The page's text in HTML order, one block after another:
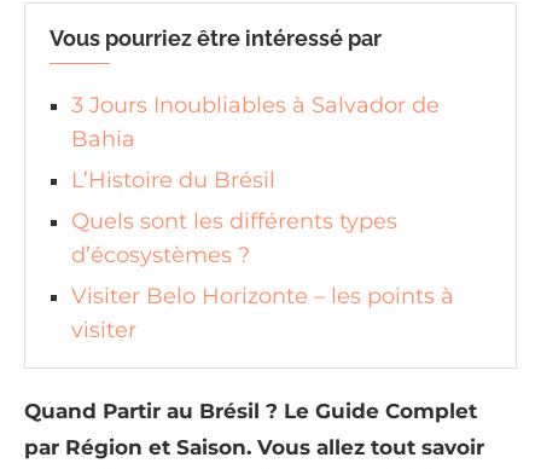
Vous pourriez être intéressé par
3 Jours Inoubliables à Salvador de
Bahia
L’Histoire du Brésil
Quels sont les différents types
d’écosystèmes ?
Visiter Belo Horizonte – les points à
visiter
Quand Partir au Brésil ? Le Guide Complet
par Région et Saison. Vous allez tout savoir